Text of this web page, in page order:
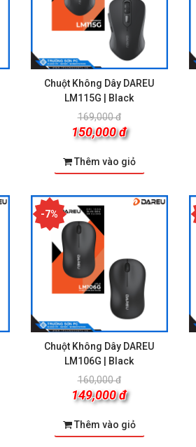
Chuột Không Dây DAREU
LM115G | Black
169,000 đ
150,000 đ
Thêm vào giỏ
-7%
Chuột Không Dây DAREU
LM106G | Black
160,000 đ
149,000 đ
Thêm vào giỏ